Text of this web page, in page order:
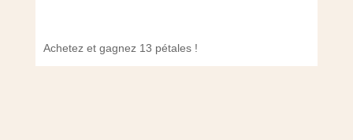
Achetez et gagnez 13 pétales !